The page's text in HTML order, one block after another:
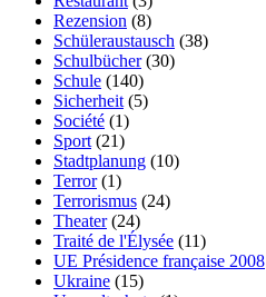
Rezension (8)
Schüleraustausch (38)
Schulbücher(30)
Schule (140)
Sicherheit (5)
Société (1)
Sport (21)
Stadtplanung (10)
Terror(1)
Terrorismus (24)
Theater(24)
Traité de l'Élysée (11)
UE Présidence française 2008
Ukraine (15)